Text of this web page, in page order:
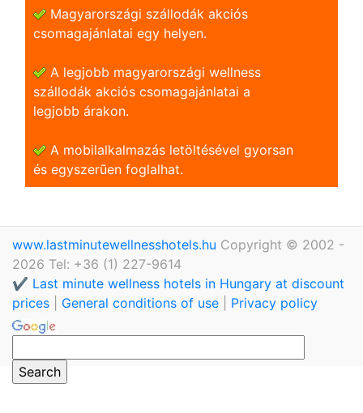
Magyarországi szállodák akciós
csomagajánlatai egy helyen.
A legjobb magyarországi wellness
szállodák akciós csomagajánlatai a
legjobb árakon.
A mobilalkalmazás letöltésével gyorsan
és egyszerũen foglalhat.
www.lastminutewellnesshotels.hu Copyright © 2002 -
2026 Tel: +36 (1) 227-9614
✔️ Last minute wellness hotels in Hungary at discount
prices
General conditions of use Privacy policy